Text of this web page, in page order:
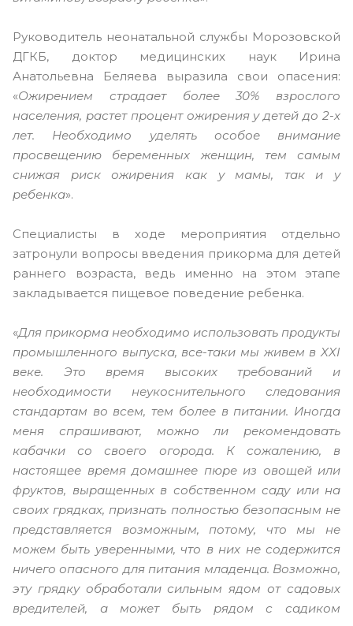
Руководитель неонатальной службы Морозовской
ДГКБ, доктор медицинских наук Ирина
Анатольевна Беляева выразила свои опасения:
«Ожирением страдает более 30% взрослого
населения, растет процент ожирения у детей до 2-х
лет. Необходимо уделять особое внимание
просвещению беременных женщин, тем самым
снижая риск ожирения как у мамы, так и у
ребенка».
Специалисты в ходе мероприятия отдельно
затронули вопросы введения прикорма для детей
раннего возраста, ведь именно на этом этапе
закладывается пищевое поведение ребенка.
«Для прикорма необходимо использовать продукты
промышленного выпуска, все-таки мы живем в XXI
веке. Это время высоких требований и
необходимости неукоснительного следования
стандартам во всем, тем более в питании. Иногда
меня спрашивают, можно ли рекомендовать
кабачки со своего огорода. К сожалению, в
настоящее время домашнее пюре из овощей или
фруктов, выращенных в собственном саду или на
своих грядках, признать полностью безопасным не
представляется возможным, потому, что мы не
можем быть уверенными, что в них не содержится
ничего опасного для питания младенца. Возможно,
эту грядку обработали сильным ядом от садовых
вредителей, а может быть рядом с садиком